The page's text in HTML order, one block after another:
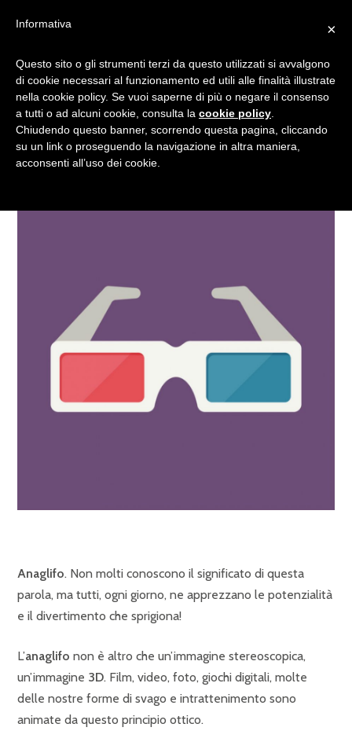
OCCHIALI 3D: COME
COSTRUIRNE UN PAIO DA
SOLI
Anaglifo. Non molti conoscono il significato di questa
parola, ma tutti, ogni giorno, ne apprezzano le potenzialità
e il divertimento che sprigiona!
L’anaglifo non è altro che un’immagine stereoscopica,
un’immagine 3D. Film, video, foto, giochi digitali, molte
delle nostre forme di svago e intrattenimento sono
animate da questo principio ottico.
×
Informativa
Questo sito o gli strumenti terzi da questo utilizzati si avvalgono
di cookie necessari al funzionamento ed utili alle finalità illustrate
nella cookie policy. Se vuoi saperne di più o negare il consenso
a tutti o ad alcuni cookie, consulta la cookie policy
Chiudendo questo banner, scorrendo questa pagina, cliccando
su un link o proseguendo la navigazione in altra maniera,
acconsenti all’uso dei cookie.